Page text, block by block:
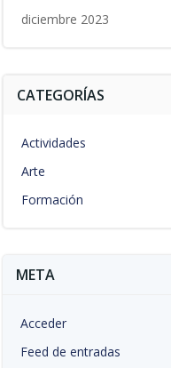
diciembre 2023
CATEGORÍAS
Actividades
Arte
Formación
META
Acceder
Feed de entradas